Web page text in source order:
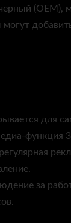
(OEM),
для
функция
за